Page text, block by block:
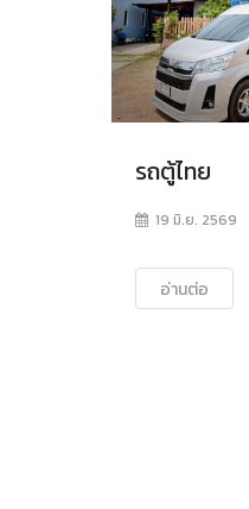
รถตู้ไทย
19 มิ.ย. 2569
อ่านต่อ